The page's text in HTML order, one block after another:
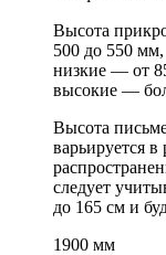
Высота
500 до 550 мм,
низкие — от
высокие —
Высота
варьируется
следует
до 165 см и
1900 мм